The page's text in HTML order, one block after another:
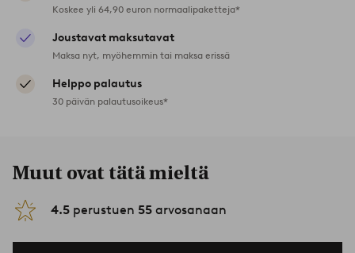
Koskee yli 64,90 euron normaalipaketteja*
Joustavat maksutavat
Maksa nyt, myöhemmin tai maksa erissä
Helppo palautus
30 päivän palautusoikeus*
Muut ovat tätä mieltä
4.5 perustuen 55 arvosanaan